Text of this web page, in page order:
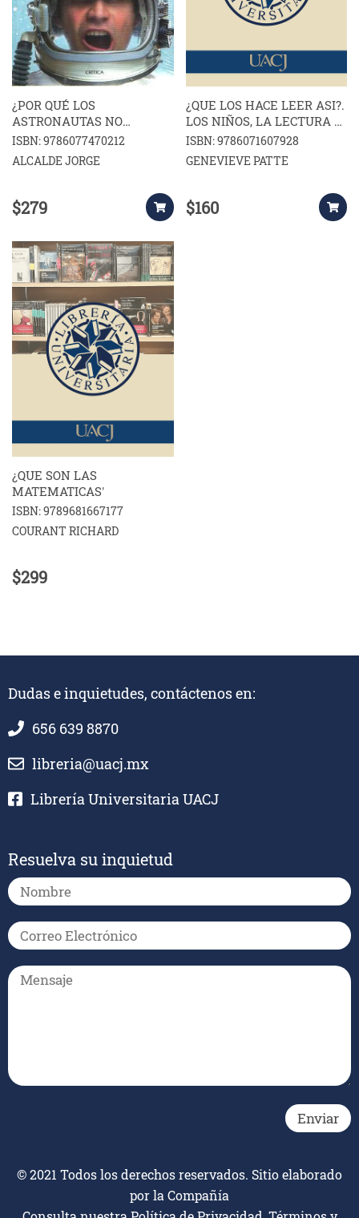
¿POR QUÉ LOS
ASTRONAUTAS NO
LLORAN?
ISBN: 9786077470212
ALCALDE JORGE
$279
¿QUE LOS HACE LEER ASI?.
LOS NIÑOS, LA LECTURA Y
LAS BIBLIOTECAS
ISBN: 9786071607928
GENEVIEVE PATTE
$160
¿QUE SON LAS
MATEMATICAS'
ISBN: 9789681667177
COURANT RICHARD
$299
Dudas e inquietudes, contáctenos en:
656 639 8870
libreria@uacj.mx
Librería Universitaria UACJ
Resuelva su inquietud
© 2021 Todos los derechos reservados. Sitio elaborado
por la Compañía